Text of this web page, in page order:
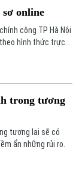
online
công TP Hà Nội
hình thức trực
trong tương
tương lai sẽ có
ẩn những rủi ro.